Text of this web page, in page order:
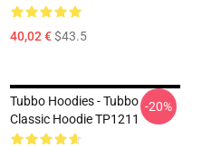
40,02 €$43.5
Tubbo Hoodies - Tubbo
Classic Hoodie TP1211
-20%